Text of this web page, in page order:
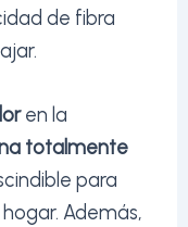
de fibra
en la
totalmente
para
Además,